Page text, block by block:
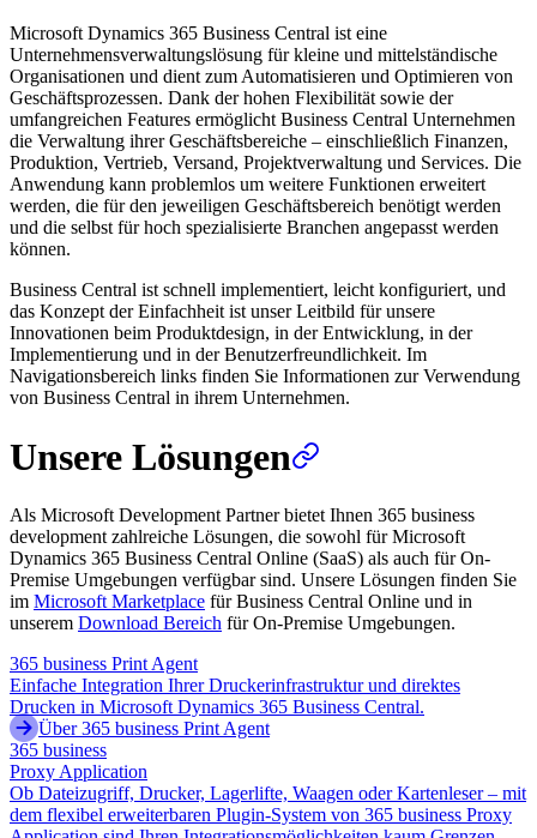
Microsoft Dynamics 365 Business Central ist eine
Unternehmensverwaltungslösung für kleine und mittelständische
Organisationen und dient zum Automatisieren und Optimieren von
Geschäftsprozessen. Dank der hohen Flexibilität sowie der
umfangreichen Features ermöglicht Business Central Unternehmen
die Verwaltung ihrer Geschäftsbereiche – einschließlich Finanzen,
Produktion, Vertrieb, Versand, Projektverwaltung und Services. Die
Anwendung kann problemlos um weitere Funktionen erweitert
werden, die für den jeweiligen Geschäftsbereich benötigt werden
und die selbst für hoch spezialisierte Branchen angepasst werden
können.
Business Central ist schnell implementiert, leicht konfiguriert, und
das Konzept der Einfachheit ist unser Leitbild für unsere
Innovationen beim Produktdesign, in der Entwicklung, in der
Implementierung und in der Benutzerfreundlichkeit. Im
Navigationsbereich links finden Sie Informationen zur Verwendung
von Business Central in ihrem Unternehmen.
Unsere Lösungen
Als Microsoft Development Partner bietet Ihnen 365 business
development zahlreiche Lösungen, die sowohl für Microsoft
Dynamics 365 Business Central Online (SaaS) als auch für On-
Premise Umgebungen verfügbar sind. Unsere Lösungen finden Sie
im Microsoft Marketplace für Business Central Online und in
unserem Download Bereich für On-Premise Umgebungen.
365 business Print Agent
Einfache Integration Ihrer Druckerinfrastruktur und direktes
Drucken in Microsoft Dynamics 365 Business Central.
Über 365 business Print Agent
365 business
Proxy Application
Ob Dateizugriff, Drucker, Lagerlifte, Waagen oder Kartenleser – mit
dem flexibel erweiterbaren Plugin-System von 365 business Proxy